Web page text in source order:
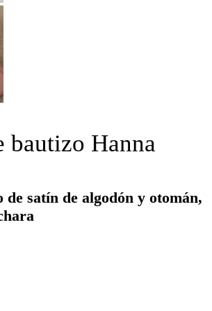
bautizo Hanna
de satín de algodón y otomán,